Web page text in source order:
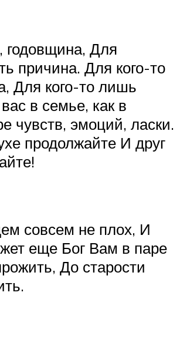
годовщина, Для
причина. Для кого-то
Для кого-то лишь
в семье, как в
чувств, эмоций, ласки.
продолжайте И друг
совсем не плох, И
еще Бог Вам в паре
До старости